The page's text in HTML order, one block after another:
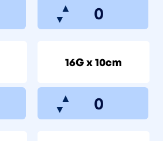
▲
▼
16G x 10cm
▲
▼